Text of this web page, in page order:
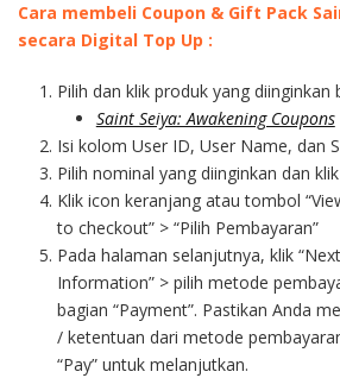
Cara membeli Coupon & Gift Pack
secara Digital Top Up :
Pilih dan klik produk yang diinginkan
Saint Seiya: Awakening Coupons
Isi kolom User ID, User Name, dan
Pilih nominal yang diinginkan dan
Klik icon keranjang atau tombol
to checkout” > “Pilih Pembayaran”
Pada halaman selanjutnya, klik
Information” > pilih metode
bagian “Payment”. Pastikan Anda
/ ketentuan dari metode
“Pay” untuk melanjutkan.